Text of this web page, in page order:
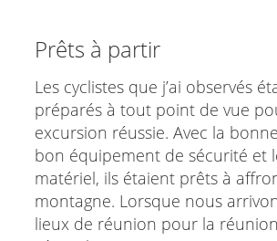
Prêts à partir
Les cyclistes que j’ai observés
préparés à tout point de vue
excursion réussie. Avec la
bon équipement de sécurité et
matériel, ils étaient prêts à
montagne. Lorsque nous
lieux de réunion pour la